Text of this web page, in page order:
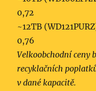
0,72
~12TB
0,76
Velkoobchodní ceny
recyklačních
v dané kapacitě.